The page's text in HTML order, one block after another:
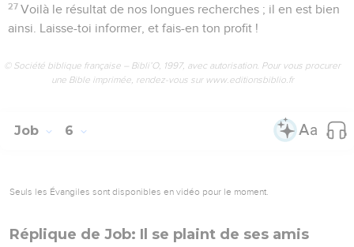
27 Voilà le résultat de nos longues recherches ; il en est bien
ainsi. Laisse-toi informer, et fais-en ton profit !
© Société biblique française – Bibli’O, 1997, avec autorisation. Pour vous procurer
une Bible imprimée, rendez-vous sur www.editionsbiblio.fr
Job 6
Seuls les Évangiles sont disponibles en vidéo pour le moment.
Réplique de Job: Il se plaint de ses amis